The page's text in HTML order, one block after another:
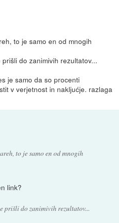
to je samo en od mnogih
do zanimivih rezultatov...
je samo da so procenti
v verjetnost in nakljućje. razlaga
to je samo en od mnogih
link?
prišli do zanimivih rezultatov...